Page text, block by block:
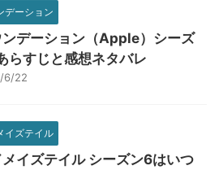
デーション
ンデーション（Apple）シーズ
らすじと感想ネタバレ
6/22
イズテイル
イズテイル シーズン6はいつ